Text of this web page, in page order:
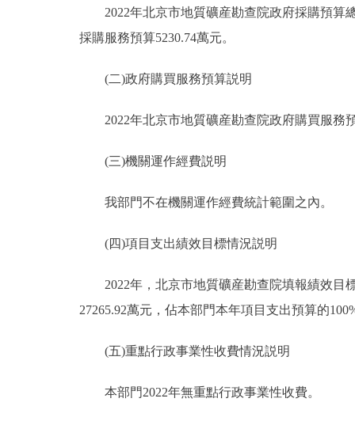
2022年北京市地質礦産勘查院政府採購預算總
採購服務預算5230.74萬元。
(二)政府購買服務預算説明
2022年北京市地質礦産勘查院政府購買服務
(三)機關運作經費説明
我部門不在機關運作經費統計範圍之內。
(四)項目支出績效目標情況説明
2022年，北京市地質礦産勘查院填報績效目標
27265.92萬元，佔本部門本年項目支出預算的
(五)重點行政事業性收費情況説明
本部門2022年無重點行政事業性收費。